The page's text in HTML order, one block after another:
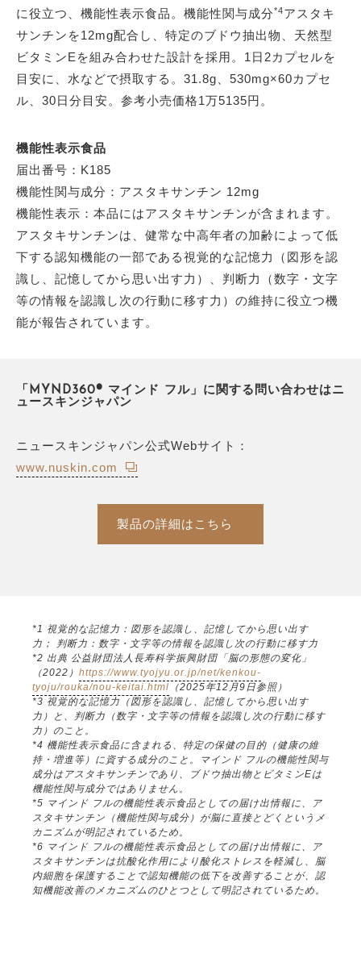
に役立つ、機能性表示食品。機能性関与成分*4アスタキ
サンチンを12mg配合し、特定のブドウ抽出物、天然型
ビタミンEを組み合わせた設計を採用。1日2カプセルを
目安に、水などで摂取する。31.8g、530mg×60カプセ
ル、30日分目安。参考小売価格1万5135円。
機能性表示食品
届出番号：K185
機能性関与成分：アスタキサンチン 12mg
機能性表示：本品にはアスタキサンチンが含まれます。
アスタキサンチンは、健常な中高年者の加齢によって低
下する認知機能の一部である視覚的な記憶力（図形を認
識し、記憶してから思い出す力）、判断力（数字・文字
等の情報を認識し次の行動に移す力）の維持に役立つ機
能が報告されています。
「MYND360® マインド フル」に関する問い合わせはニ
ュースキンジャパン
ニュースキンジャパン公式Webサイト：
www.nuskin.com
製品の詳細はこちら
*1 視覚的な記憶力：図形を認識し、記憶してから思い出す
力； 判断力：数字・文字等の情報を認識し次の行動に移す力
*2 出典 公益財団法人長寿科学振興財団「脳の形態の変化」
（2022） https://www.tyojyu.or.jp/net/kenkou-
tyoju/rouka/nou-keitai.html （2025年12月9日参照）
*3 視覚的な記憶力（図形を認識し、記憶してから思い出す
力）と、判断力（数字・文字等の情報を認識し次の行動に移す
力）のこと。
*4 機能性表示食品に含まれる、特定の保健の目的（健康の維
持・増進等）に資する成分のこと。マインド フルの機能性関与
成分はアスタキサンチンであり、ブドウ抽出物とビタミンEは
機能性関与成分ではありません。
*5 マインド フルの機能性表示食品としての届け出情報に、ア
スタキサンチン（機能性関与成分）が脳に直接とどくというメ
カニズムが明記されているため。
*6 マインド フルの機能性表示食品としての届け出情報に、ア
スタキサンチンは抗酸化作用により酸化ストレスを軽減し、脳
内細胞を保護することで認知機能の低下を改善することが、認
知機能改善のメカニズムのひとつとして明記されているため。